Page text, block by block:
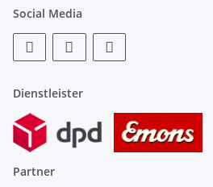
Social Media
Dienstleister
Partner